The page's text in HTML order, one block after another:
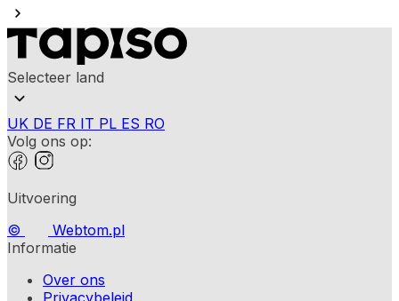
Selecteer land
UK DE FR IT PL ES RO
Volg ons op:
Uitvoering
©
Webtom.pl
Informatie
Over ons
Privacybeleid